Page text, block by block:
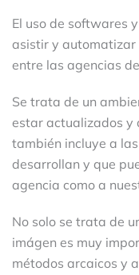
El uso de softwares
asistir y
entre las agencias
Se trata de un
estar actualizados y
también incluye a
desarrollan y que
agencia como a
No solo se trata de
imágen es muy
métodos arcaicos y